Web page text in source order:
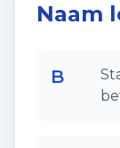
Naam
B